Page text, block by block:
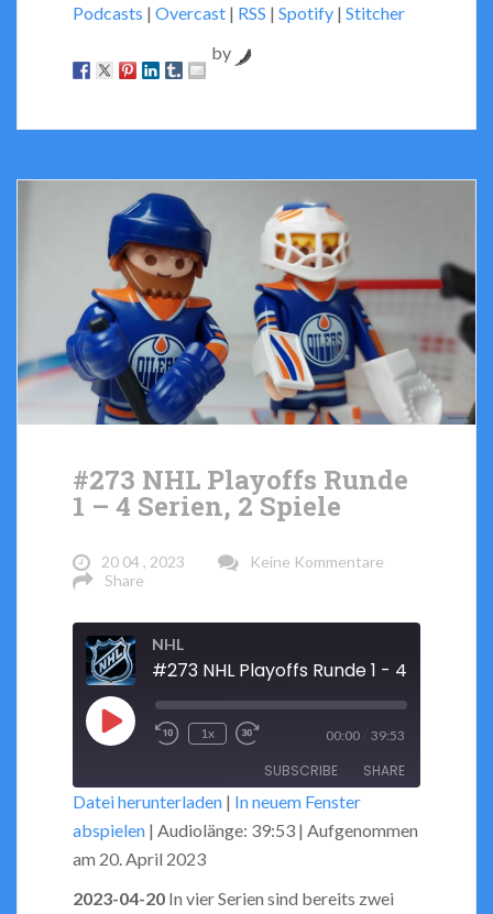
Podcasts | Overcast | RSS | Spotify | Stitcher
by
#273 NHL Playoffs Runde
1 – 4 Serien, 2 Spiele
20 04 , 2023
Keine Kommentare
Share
NHL
Play
Rewind
Seconds
1x
Fast
Forward
30
seconds
00:00 39:53
SUBSCRIBE SHARE
RSS FEED
SHARE
Datei herunterladen | In neuem Fenster
abspielen | Audiolänge: 39:53 | Aufgenommen
am 20. April 2023
2023-04-20 In vier Serien sind bereits zwei